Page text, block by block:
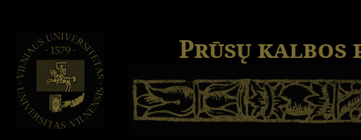
Prūsų kalbos